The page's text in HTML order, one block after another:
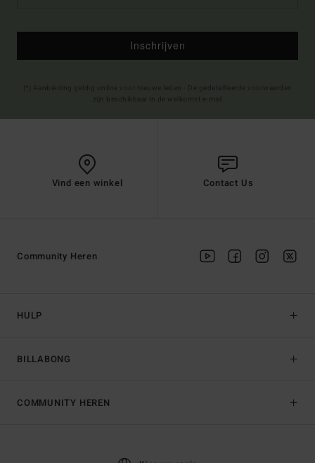
Inschrijven
Vind een winkel Contact Us
HULP
BILLABONG
Community Heren
COMMUNITY HEREN